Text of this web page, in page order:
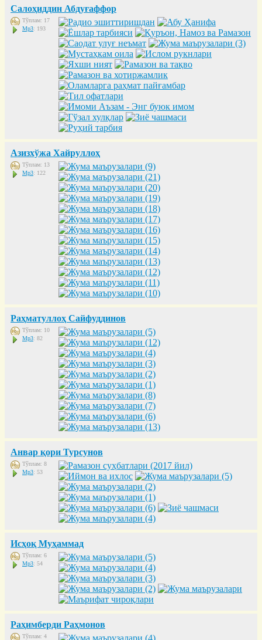
Салоҳиддин Абдуғаффор
Тўплам: 17
Mp3: 193
Азизхўжа Хайруллоҳ
Тўплам: 13
Mp3: 122
Раҳматуллоҳ Сайфуддинов
Тўплам: 10
Mp3: 82
Анвар қори Турсунов
Тўплам: 8
Mp3: 53
Исҳоқ Муҳаммад
Тўплам: 6
Mp3: 54
Раҳимберди Раҳмонов
Тўплам: 4